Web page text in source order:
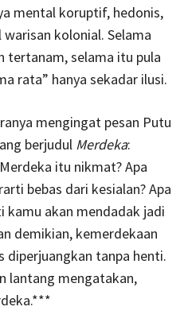
mental koruptif, hedonis,
kolonial. Selama
tertanam, selama itu pula
rata” hanya sekadar ilusi.
mengingat pesan Putu
berjudul Merdeka:
itu nikmat? Apa
bebas dari kesialan? Apa
kamu akan mendadak jadi
demikian, kemerdekaan
diperjuangkan tanpa henti.
lantang mengatakan,